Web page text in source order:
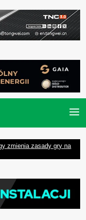
zmienia zasady gry na